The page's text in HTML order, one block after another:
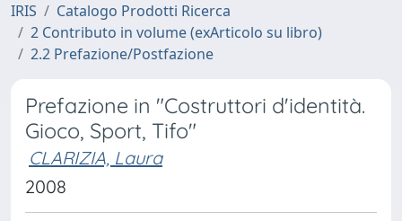
IRIS
Catalogo Prodotti Ricerca
2 Contributo in volume (exArticolo su libro)
2.2 Prefazione/Postfazione
Prefazione in "Costruttori d'identità.
Gioco, Sport, Tifo"
CLARIZIA, Laura
2008